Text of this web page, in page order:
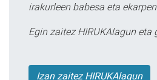
irakurleen babesa eta
Egin zaitez HIRUKAlagun eta
Izan zaitez HIRUKAlagun